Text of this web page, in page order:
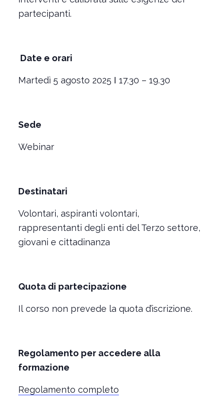
partecipanti.
Date e orari
Martedì 5 agosto 2025 ǀ 17.30 – 19.30
Sede
Webinar
Destinatari
Volontari, aspiranti volontari,
rappresentanti degli enti del Terzo settore,
giovani e cittadinanza
Quota di partecipazione
Il corso non prevede la quota d’iscrizione.
Regolamento per accedere alla
formazione
Regolamento completo